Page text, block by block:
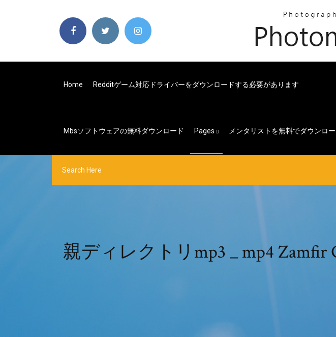
Home Redditゲーム対応ドライバーをダウンロードする必要があります
Mbsソフトウェアの無料ダウンロード Pages メンタリストを無料でダウンロー
親ディレクトリmp3 _ mp4 Zamfir